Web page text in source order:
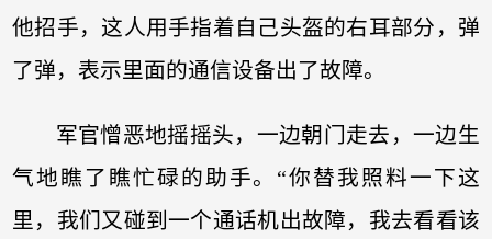
他招手，这人用手指着自己头盔的右耳部分，弹
了弹，表示里面的通信设备出了故障。
军官憎恶地摇摇头，一边朝门走去，一边生
气地瞧了瞧忙碌的助手。“你替我照料一下这
里，我们又碰到一个通话机出故障，我去看看该